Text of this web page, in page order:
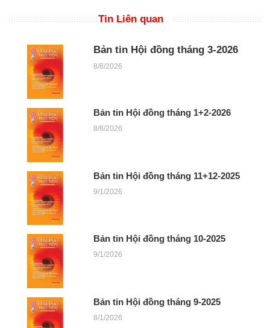
Tin Liên quan
Bản tin Hội đồng tháng 3-2026
8/8/2026
Bản tin Hội đồng tháng 1+2-2026
8/8/2026
Bản tin Hội đồng tháng 11+12-2025
9/1/2026
Bản tin Hội đồng tháng 10-2025
9/1/2026
Bản tin Hội đồng tháng 9-2025
8/1/2026